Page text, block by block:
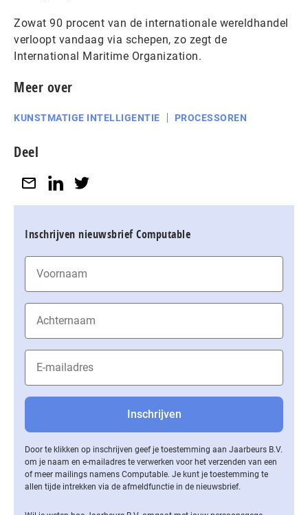
Zowat 90 procent van de internationale wereldhandel
verloopt vandaag via schepen, zo zegt de
International Maritime Organization.
Meer over
KUNSTMATIGE INTELLIGENTIE PROCESSOREN
Deel
Inschrijven nieuwsbrief Computable
Door te klikken op inschrijven geef je toestemming aan Jaarbeurs B.V.
om je naam en e-mailadres te verwerken voor het verzenden van een
of meer mailings namens Computable. Je kunt je toestemming te
allen tijde intrekken via de af­meld­func­tie in de nieuwsbrief.